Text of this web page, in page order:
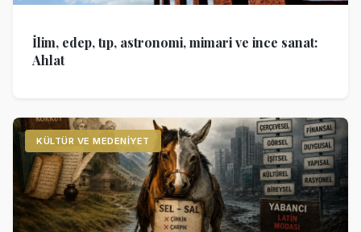
İlim, edep, tıp, astronomi, mimari ve ince sanat:
Ahlat
KÜLTÜR VE MEDENIYET